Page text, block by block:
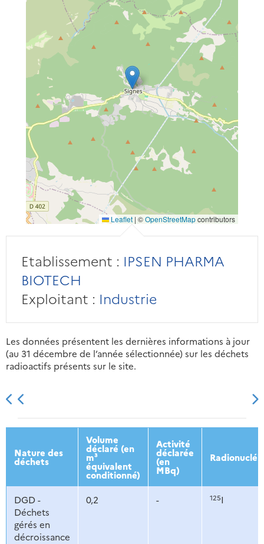
Leaflet | ©OpenStreetMapcontributors
Etablissement : IPSEN PHARMA
BIOTECH
Exploitant : Industrie
Les données présentent les dernières informations à jour
(au 31 décembre de l’année sélectionnée) sur les déchets
radioactifs présents sur le site.
2013 2014 2015 2016
Nature des
déchets
Volume
déclaré (en
m³
équivalent
conditionné)
Activité
déclarée
(en
MBq)
DGD -
Déchets
gérés en
décroissance
0,2 - 125I